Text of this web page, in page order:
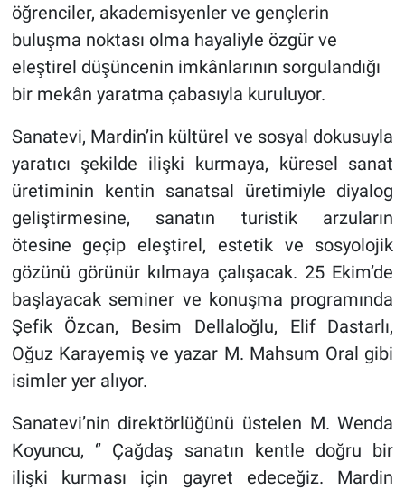
öğrenciler, akademisyenler ve gençlerin
buluşma noktası olma hayaliyle özgür ve
eleştirel düşüncenin imkânlarının sorgulandığı
bir mekân yaratma çabasıyla kuruluyor.
Sanatevi, Mardin’in kültürel ve sosyal dokusuyla
yaratıcı şekilde ilişki kurmaya, küresel sanat
üretiminin kentin sanatsal üretimiyle diyalog
geliştirmesine, sanatın turistik arzuların
ötesine geçip eleştirel, estetik ve sosyolojik
gözünü görünür kılmaya çalışacak. 25 Ekim’de
başlayacak seminer ve konuşma programında
Şefik Özcan, Besim Dellaloğlu, Elif Dastarlı,
Oğuz Karayemiş ve yazar M. Mahsum Oral gibi
isimler yer alıyor.
Sanatevi’nin direktörlüğünü üstelen M. Wenda
Koyuncu, ‘’ Çağdaş sanatın kentle doğru bir
ilişki kurması için gayret edeceğiz. Mardin